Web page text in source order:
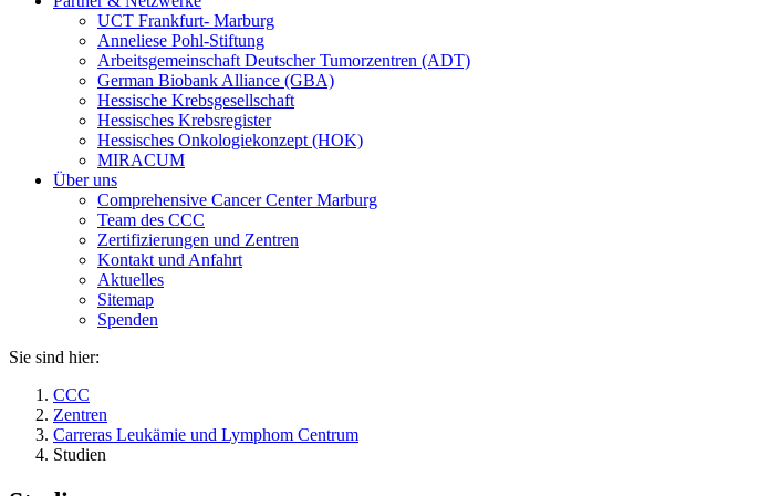
UCT Frankfurt- Marburg
Anneliese Pohl-Stiftung
Arbeitsgemeinschaft Deutscher Tumorzentren (ADT)
German Biobank Alliance (GBA)
Hessische Krebsgesellschaft
Hessisches Krebsregister
Hessisches Onkologiekonzept (HOK)
MIRACUM
Über uns
Comprehensive Cancer Center Marburg
Team des CCC
Zertifizierungen und Zentren
Kontakt und Anfahrt
Aktuelles
Sitemap
Spenden
Sie sind hier:
CCC
Zentren
Carreras Leukämie und Lymphom Centrum
Studien